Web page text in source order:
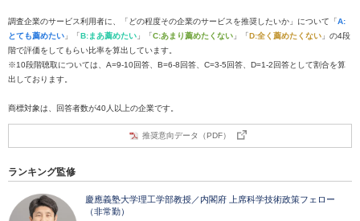
調査企業のサービス利用者に、「どの程度その企業のサービスを推奨したいか」について「A:
とても薦めたい 」「B:まあ薦めたい 」「C:あまり薦めたくない 」「D:全く薦めたくない 」の4段
階で評価をしてもらい比率を算出しています。
※10段階聴取については、A=9-10回答、B=6-8回答、C=3-5回答、D=1-2回答として割合を算
出しております。
商標対象は、回答者数が40人以上の企業です。
推奨意向データ（PDF）
ランキング監修
慶應義塾大学理工学部教授／内閣府 上席科学技術政策フェロー
（非常勤）